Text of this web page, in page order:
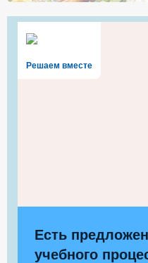
Решаем вместе
Есть
учебного